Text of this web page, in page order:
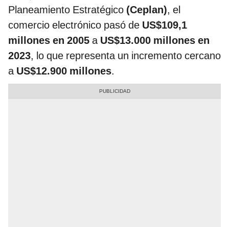
Planeamiento Estratégico (Ceplan), el
comercio electrónico pasó de US$109,1
millones en 2005 a US$13.000 millones en
2023, lo que representa un incremento cercano
a US$12.900 millones.